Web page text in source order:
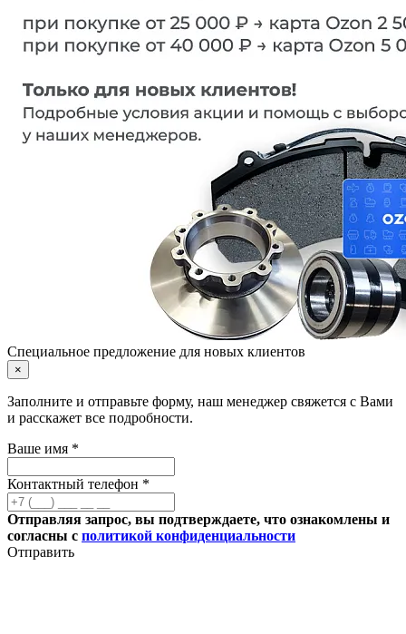
Специальное предложение для новых клиентов
×
Заполните и отправьте форму, наш менеджер свяжется с Вами
и расскажет все подробности.
Ваше имя *
Контактный телефон *
Отправляя запрос, вы подтверждаете, что ознакомлены и
согласны с политикой конфиденциальности
Отправить